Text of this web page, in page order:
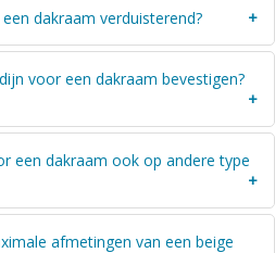
voor een dakraam is aan de
dakraam verduisterend?
een dakraam is verduisterend. De
voor een dakraam bevestigen?
tape op het kozijn en
klikt u de zijgeleiders in de
en bevestigt de
en knipt het overtollige koord
een dakraam ook op andere type
in de kleur beige kan
afmetingen van een beige